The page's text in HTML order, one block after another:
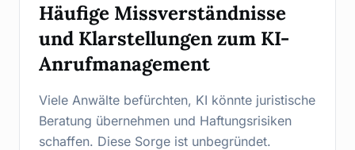
Häufige Missverständnisse
und Klarstellungen zum KI-
Anrufmanagement
Viele Anwälte befürchten, KI könnte juristische
Beratung übernehmen und Haftungsrisiken
schaffen. Diese Sorge ist unbegründet.